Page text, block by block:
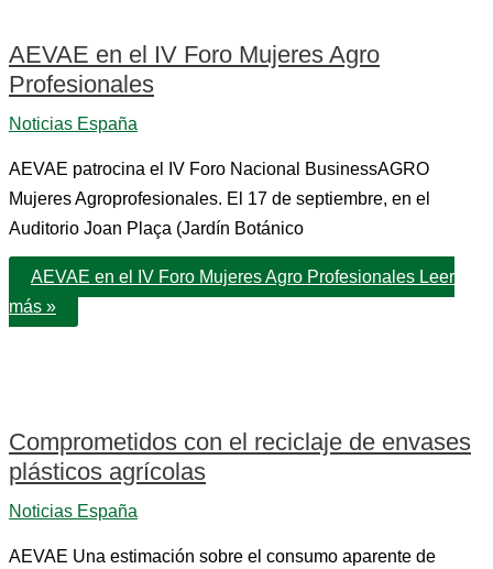
AEVAE en el IV Foro Mujeres Agro
Profesionales
Noticias España
AEVAE patrocina el IV Foro Nacional BusinessAGRO
Mujeres Agroprofesionales. El 17 de septiembre, en el
Auditorio Joan Plaça (Jardín Botánico
AEVAE en el IV Foro Mujeres Agro Profesionales Leer
más »
Comprometidos con el reciclaje de envases
plásticos agrícolas
Noticias España
AEVAE Una estimación sobre el consumo aparente de